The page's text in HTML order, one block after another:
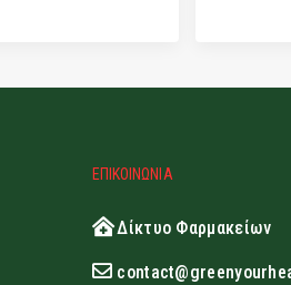
ΕΠΙΚΟΙΝΩΝΙΑ
Δίκτυο Φαρμακείων